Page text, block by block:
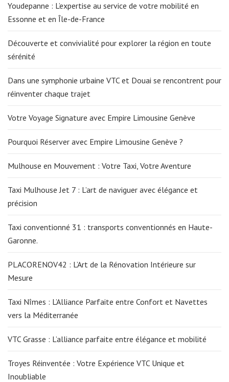
Youdepanne : L’expertise au service de votre mobilité en
Essonne et en Île-de-France
Découverte et convivialité pour explorer la région en toute
sérénité
Dans une symphonie urbaine VTC et Douai se rencontrent pour
réinventer chaque trajet
Votre Voyage Signature avec Empire Limousine Genève
Pourquoi Réserver avec Empire Limousine Genève ?
Mulhouse en Mouvement : Votre Taxi, Votre Aventure
Taxi Mulhouse Jet 7 : L’art de naviguer avec élégance et
précision
Taxi conventionné 31 : transports conventionnés en Haute-
Garonne.
PLACORENOV42 : L’Art de la Rénovation Intérieure sur
Mesure
Taxi Nîmes : L’Alliance Parfaite entre Confort et Navettes
vers la Méditerranée
VTC Grasse : L’alliance parfaite entre élégance et mobilité
Troyes Réinventée : Votre Expérience VTC Unique et
Inoubliable